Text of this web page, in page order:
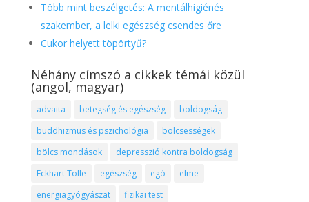
Több mint beszélgetés: A mentálhigiénés
szakember, a lelki egészség csendes őre
Cukor helyett töpörtyű?
Néhány címszó a cikkek témái közül
(angol, magyar)
advaita betegség és egészség
boldogság
buddhizmus és pszichológia
bölcsességek
bölcs mondások
depresszió kontra boldogság
Eckhart Tolle
egészség egó
elme
energiagyógyászat
fizikai test